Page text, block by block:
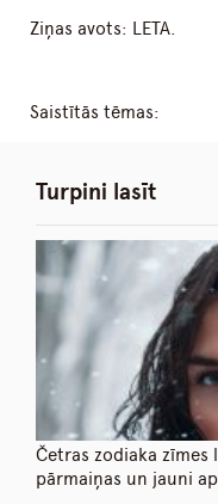
Ziņas avots: LETA.
Saistītās tēmas:
Turpini lasīt
Četras zodiaka zīmes
pārmaiņas un jauni